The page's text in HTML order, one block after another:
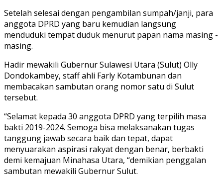
Setelah selesai dengan pengambilan sumpah/janji, para
anggota DPRD yang baru kemudian langsung
menduduki tempat duduk menurut papan nama masing -
masing.
Hadir mewakili Gubernur Sulawesi Utara (Sulut) Olly
Dondokambey, staff ahli Farly Kotambunan dan
membacakan sambutan orang nomor satu di Sulut
tersebut.
“Selamat kepada 30 anggota DPRD yang terpilih masa
bakti 2019-2024. Semoga bisa melaksanakan tugas
tanggung jawab secara baik dan tepat, dapat
menyuarakan aspirasi rakyat dengan benar, berbakti
demi kemajuan Minahasa Utara, “demikian penggalan
sambutan mewakili Gubernur Sulut.